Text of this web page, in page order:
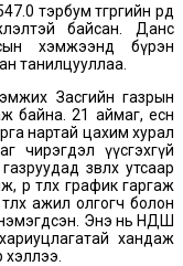
тэрбум төгрөгийн өрд
байсан. Данс
хэмжээнд бүрэн
танилцууллаа.
Засгийн газрын
байна. 21 аймаг, есөн
нартай цахим хурал
чирэгдэл үүсгэхгүй
зөвлөх утсаар
өр төлөх график гаргаж
ажил олгогч болон
Энэ нь НДШ
хандаж